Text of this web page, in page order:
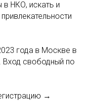
НКО, искать и
года в Москве в
Вход свободный по
→